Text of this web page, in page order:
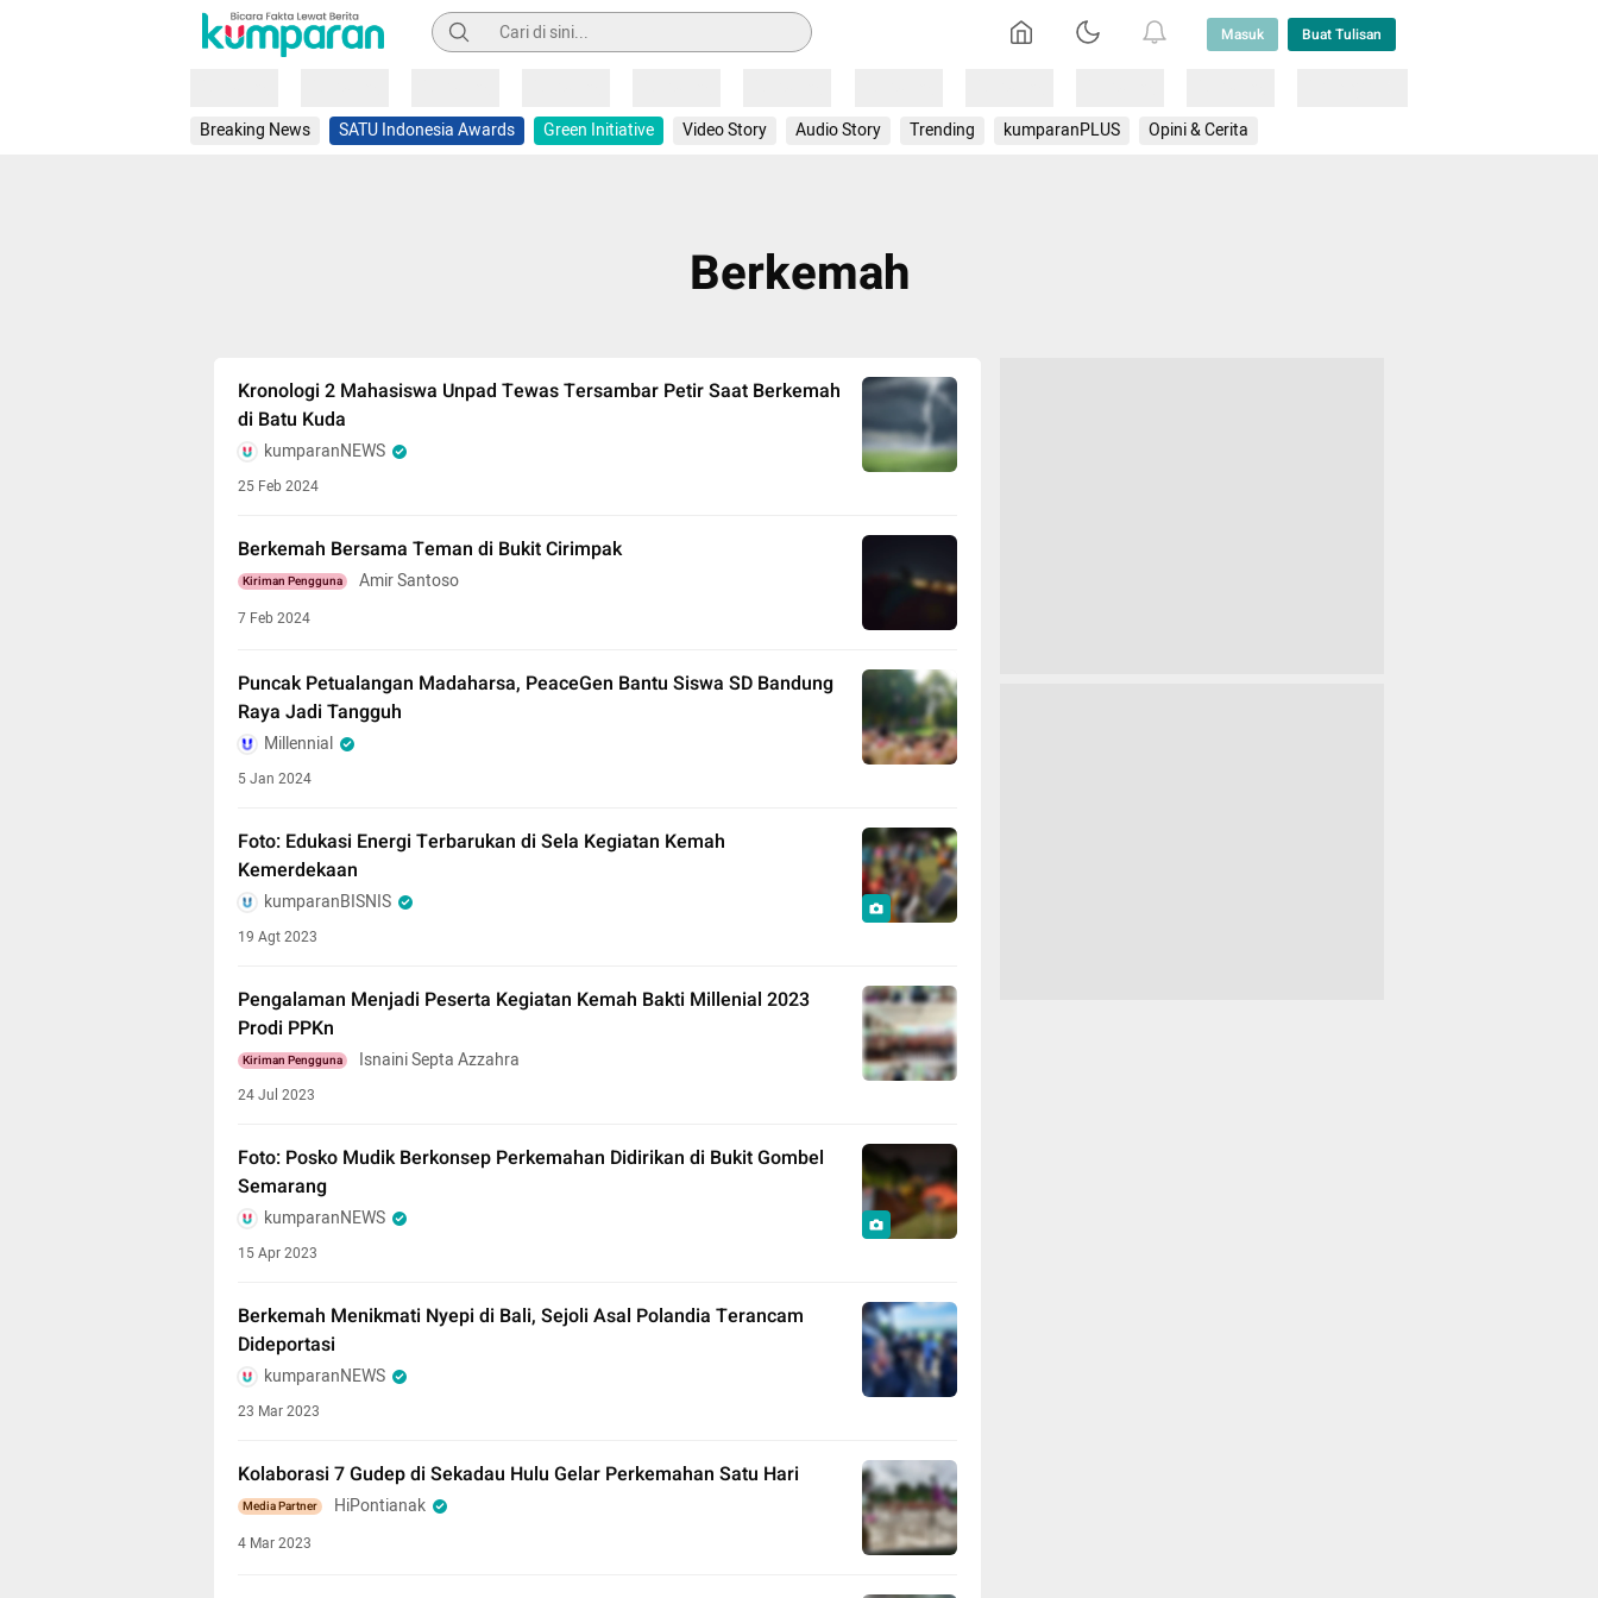
Pencarian Masuk Buat Tulisan
Breaking News SATU Indonesia Awards Green Initiative Video Story Audio Story Trending kumparanPLUS Opini & Cerita
Berkemah
Kronologi 2 Mahasiswa Unpad Tewas Tersambar Petir Saat Berkemah
di Batu Kuda
kumparanNEWS
25 Feb 2024
Berkemah Bersama Teman di Bukit Cirimpak
Kiriman Pengguna Amir Santoso
7 Feb 2024
Puncak Petualangan Madaharsa, PeaceGen Bantu Siswa SD Bandung
Raya Jadi Tangguh
Millennial
5 Jan 2024
Foto: Edukasi Energi Terbarukan di Sela Kegiatan Kemah
Kemerdekaan
kumparanBISNIS
19 Agt 2023
Pengalaman Menjadi Peserta Kegiatan Kemah Bakti Millenial 2023
Prodi PPKn
Kiriman Pengguna Isnaini Septa Azzahra
24 Jul 2023
Foto: Posko Mudik Berkonsep Perkemahan Didirikan di Bukit Gombel
Semarang
kumparanNEWS
15 Apr 2023
Berkemah Menikmati Nyepi di Bali, Sejoli Asal Polandia Terancam
Dideportasi
kumparanNEWS
23 Mar 2023
Kolaborasi 7 Gudep di Sekadau Hulu Gelar Perkemahan Satu Hari
Media Partner HiPontianak
4 Mar 2023